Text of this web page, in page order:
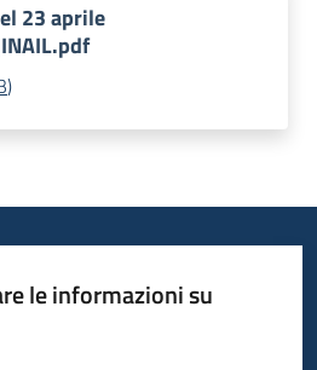
23 aprile
)
le informazioni su